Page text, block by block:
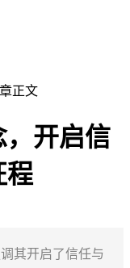
正文
，开启信
程
其开启了信任与